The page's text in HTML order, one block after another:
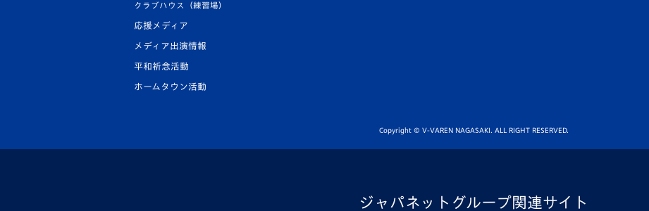
クラブハウス（練習場）
応援メディア
メディア出演情報
平和祈念活動
ホームタウン活動
Copyright © V-VAREN NAGASAKI. ALL RIGHT RESERVED.
ジャパネットグループ関連サイト